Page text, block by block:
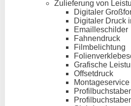
Zulieferung von
Digitaler
Digitaler Druck
Emailleschilder
Fahnendruck
Filmbelichtung
Grafische
Offsetdruck
Montageservice